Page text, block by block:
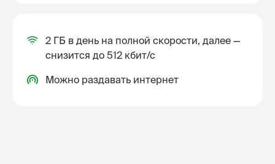
2 ГБ в день на полной скорости, далее —
снизится до 512 кбит/с
Можно раздавать интернет